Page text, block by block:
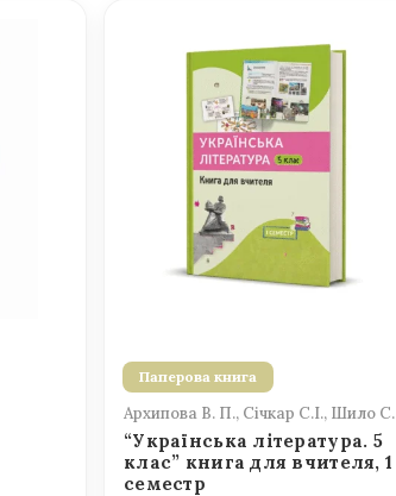
Паперова книга
Архипова В. П., Січкар С.І., Шило С.
“Українська література. 5
клас” книга для вчителя, 1
семестр